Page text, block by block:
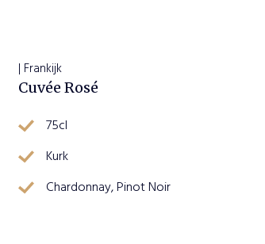
| Frankijk
Cuvée Rosé
75cl
Kurk
Chardonnay, Pinot Noir